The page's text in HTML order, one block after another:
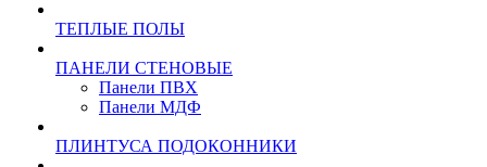
ТЕПЛЫЕ ПОЛЫ
ПАНЕЛИ СТЕНОВЫЕ
Панели ПВХ
Панели МДФ
ПЛИНТУСА ПОДОКОННИКИ